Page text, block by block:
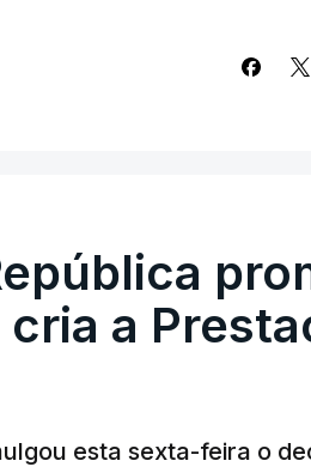
a
esta sexta-feira o